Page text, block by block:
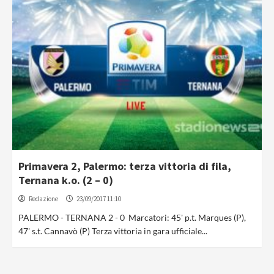
Primavera 2, Palermo: terza vittoria di fila,
Ternana k.o. (2 – 0)
Redazione 23/09/2017 11:10
PALERMO - TERNANA 2 - 0 Marcatori: 45' p.t. Marques (P),
47' s.t. Cannavò (P) Terza vittoria in gara ufficiale...